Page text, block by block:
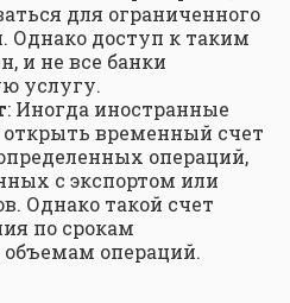
для ограниченного
Однако доступ к таким
и не все банки
услугу.
: Иногда иностранные
временный счет
операций,
с экспортом или
Однако такой счет
по срокам
объемам операций.